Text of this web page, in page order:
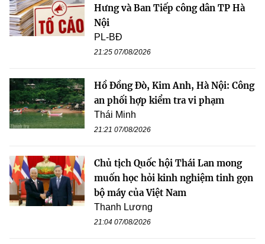
Hưng và Ban Tiếp công dân TP Hà
Nội
PL-BĐ
21:25 07/08/2026
Hồ Đồng Đò, Kim Anh, Hà Nội: Công
an phối hợp kiểm tra vi phạm
Thái Minh
21:21 07/08/2026
Chủ tịch Quốc hội Thái Lan mong
muốn học hỏi kinh nghiệm tinh gọn
bộ máy của Việt Nam
Thanh Lương
21:04 07/08/2026